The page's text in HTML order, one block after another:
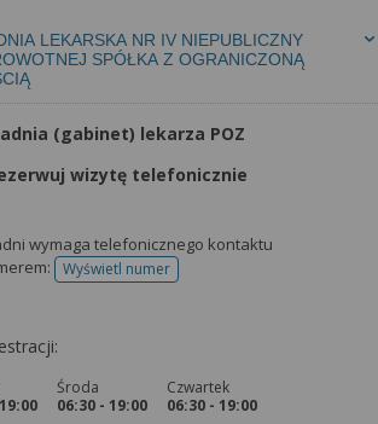
LEKARSKA NR IV NIEPUBLICZNY
SPÓŁKA Z OGRANICZONĄ
(gabinet) lekarza POZ
wizytę telefonicznie
wymaga telefonicznego kontaktu
Wyświetl numertelefonu do rejestracji
Środa
06:30 - 19:00
Czwartek
06:30 - 19:00